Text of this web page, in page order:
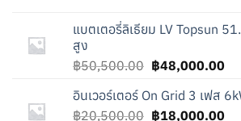
฿31,500.00.฿
แบตเตอรี่ลิเธียม LV Topsun
สูง
฿50,500.00 Original
was:
฿50,500.00.
฿48,000.00
is:
฿
อินเวอร์เตอร์ On Grid 3 เฟส
฿20,500.00 Original
฿18,000.00